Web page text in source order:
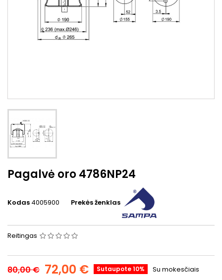
Pagalvė oro 4786NP24
Kodas 4005900 Prekės ženklas
Reitingas
80,00 € 72,00 € Sutaupote 10%
Su mokesčiais